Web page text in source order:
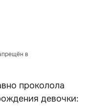
в
проколола
девочки: